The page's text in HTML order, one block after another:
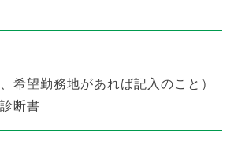
希望勤務地があれば記入のこと）
断書